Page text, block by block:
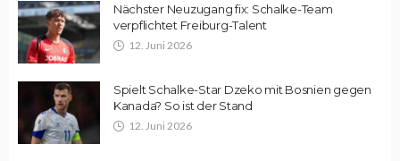
Nächster Neuzugang fix: Schalke-Team
verpflichtet Freiburg-Talent
12. Juni 2026
Spielt Schalke-Star Dzeko mit Bosnien gegen
Kanada? So ist der Stand
12. Juni 2026